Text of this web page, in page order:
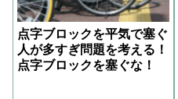
点字ブロックを平気で塞ぐ
人が多すぎ問題を考える！
点字ブロックを塞ぐな！